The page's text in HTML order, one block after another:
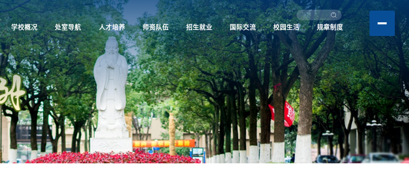
学校概况 处室导航 人才培养 师资队伍 招生就业 国际交流 校园生活 规章制度